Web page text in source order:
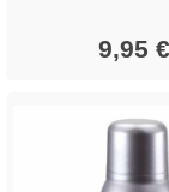
9,95 €